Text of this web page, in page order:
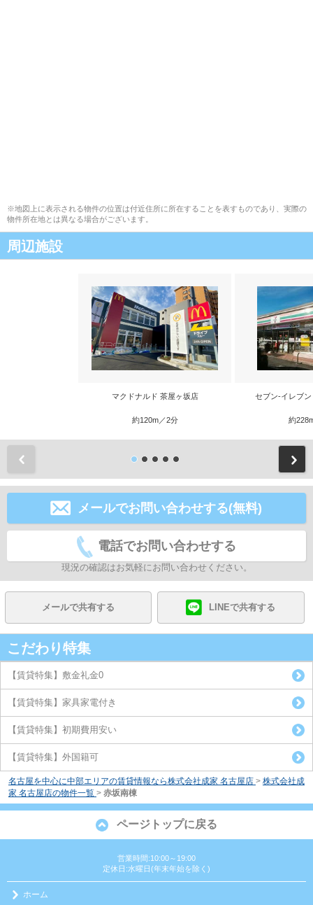
※地図上に表示される物件の位置は付近住所に所在することを表すものであり、実際の
物件所在地とは異なる場合がございます。
周辺施設
マクドナルド 茶屋ヶ坂店
約120m／2分
セブン-イレブ
約
メールでお問い合わせする(無料)
電話でお問い合わせする
現況の確認はお気軽にお問い合わせください。
メールで共有する LINEで共有する
こだわり特集
【賃貸特集】敷金礼金0
【賃貸特集】家具家電付き
【賃貸特集】初期費用安い
【賃貸特集】外国籍可
名古屋を中心に中部エリアの賃貸情報なら株式会社成家 名古屋店 > 株式会社成
家 名古屋店の物件一覧 > 赤坂南棟
ページトップに戻る
営業時間:10:00～19:00
定休日:水曜日(年末年始を除く)
ホーム